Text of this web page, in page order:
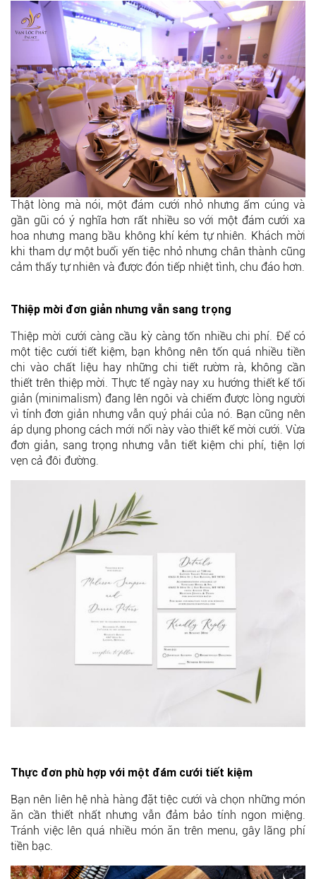
Thật lòng mà nói, một đám cưới nhỏ nhưng ấm cúng và
gần gũi có ý nghĩa hơn rất nhiều so với một đám cưới xa
hoa nhưng mang bầu không khí kém tự nhiên. Khách mời
khi tham dự một buổi yến tiệc nhỏ nhưng chân thành cũng
cảm thấy tự nhiên và được đón tiếp nhiệt tình, chu đáo hơn.
Thiệp mời đơn giản nhưng vẫn sang trọng
Thiệp mời cưới càng cầu kỳ càng tốn nhiều chi phí. Để có
một tiệc cưới tiết kiệm, bạn không nên tốn quá nhiều tiền
chi vào chất liệu hay những chi tiết rườm rà, không cần
thiết trên thiệp mời. Thực tế ngày nay xu hướng thiết kế tối
giản (minimalism) đang lên ngôi và chiếm được lòng người
vì tính đơn giản nhưng vẫn quý phái của nó. Bạn cũng nên
áp dụng phong cách mới nổi này vào thiết kế mời cưới. Vừa
đơn giản, sang trọng nhưng vẫn tiết kiệm chi phí, tiện lợi
vẹn cả đôi đường.
Thực đơn phù hợp với một đám cưới tiết kiệm
Bạn nên liên hệ nhà hàng đặt tiệc cưới và chọn những món
ăn cần thiết nhất nhưng vẫn đảm bảo tính ngon miệng.
Tránh việc lên quá nhiều món ăn trên menu, gây lãng phí
tiền bạc.